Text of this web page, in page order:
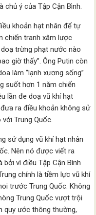
chủ ý của Tập Cận Bình.
khoản hạt nhân để tự
chiến tranh xâm lược
trừng phạt nước nào
giờ thấy”. Ông Putin còn
làm “lạnh xương sống”
suốt hơn 1 năm chiến
lần đe doạ vũ khí hạt
ra điều khoản không sử
Trung Quốc.
sử dụng vũ khí hạt nhân
Nên nó được viết ra
bởi vì điều Tập Cận Bình
chính là tiềm lực vũ khí
trước Trung Quốc. Không
Trung Quốc vượt trội
quy ước thông thường,